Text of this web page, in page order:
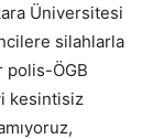
Üniversitesi
silahlarla
polis-ÖGB
kesintisiz